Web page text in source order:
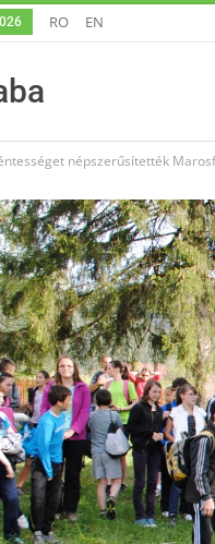
RO EN
népszerűsítették